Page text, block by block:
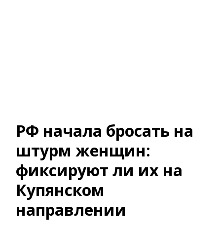
РФ начала бросать на
штурм женщин:
фиксируют ли их на
Купянском
направлении